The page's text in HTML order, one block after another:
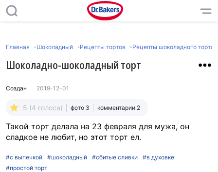
Главная Шоколадный Рецепты тортов Рецепты шоколадного торта
Шоколадно-шоколадный торт
Создан 2019-12-01
5 (4 голоса) фото 3 комментарии 2
Такой торт делала на 23 февраля для мужа, он
сладкое не любит, но этот торт ел.
#с выпечкой #шоколадный #сбитые сливки
#в духовке
#простой торт